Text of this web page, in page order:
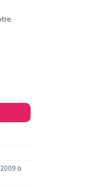
(de 2009 à 2015)
à